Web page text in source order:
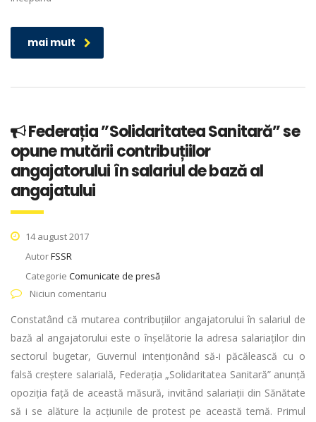
mai mult
Federația ”Solidaritatea Sanitară” se
opune mutării contribuțiilor
angajatorului în salariul de bază al
angajatului
14 august 2017
AutorFSSR
Categorie Comunicate de presă
Niciun comentariu
Constatând că mutarea contribuțiilor angajatorului în salariul de
bază al angajatorului este o înșelătorie la adresa salariaților din
sectorul bugetar, Guvernul intenționând să-i păcălească cu o
falsă creștere salarială, Federația „Solidaritatea Sanitară” anunță
opoziția față de această măsură, invitând salariații din Sănătate
să i se alăture la acțiunile de protest pe această temă. Primul